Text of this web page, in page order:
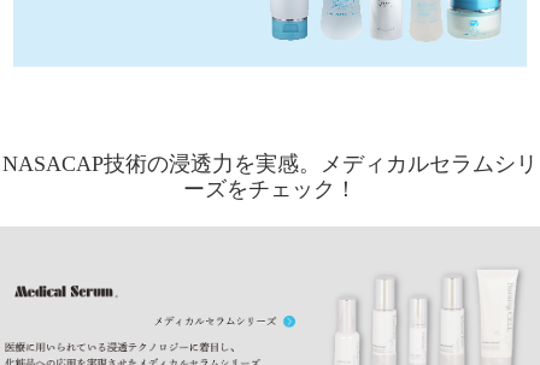
NASACAP技術の浸透力を実感。メディカルセラムシリ
ーズをチェック！